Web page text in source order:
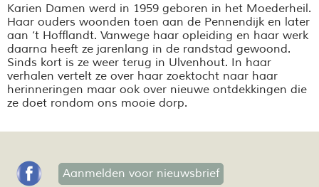
Karien Damen werd in 1959 geboren in het Moederheil.
Haar ouders woonden toen aan de Pennendijk en later
aan ‘t Hofflandt. Vanwege haar opleiding en haar werk
daarna heeft ze jarenlang in de randstad gewoond.
Sinds kort is ze weer terug in Ulvenhout. In haar
verhalen vertelt ze over haar zoektocht naar haar
herinneringen maar ook over nieuwe ontdekkingen die
ze doet rondom ons mooie dorp.
Aanmelden voor nieuwsbrief